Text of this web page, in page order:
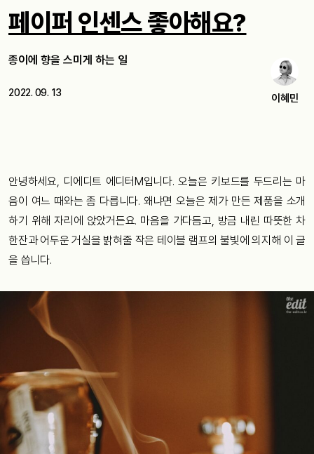
페이퍼 인센스 좋아해요?
종이에 향을 스미게 하는 일
2022. 09. 13 이혜민
안녕하세요, 디에디트 에디터M입니다. 오늘은 키보드를 두드리는 마
음이 여느 때와는 좀 다릅니다. 왜냐면 오늘은 제가 만든 제품을 소개
하기 위해 자리에 앉았거든요. 마음을 가다듬고, 방금 내린 따뜻한 차
한잔과 어두운 거실을 밝혀줄 작은 테이블 램프의 불빛에 의지해 이 글
을 씁니다.